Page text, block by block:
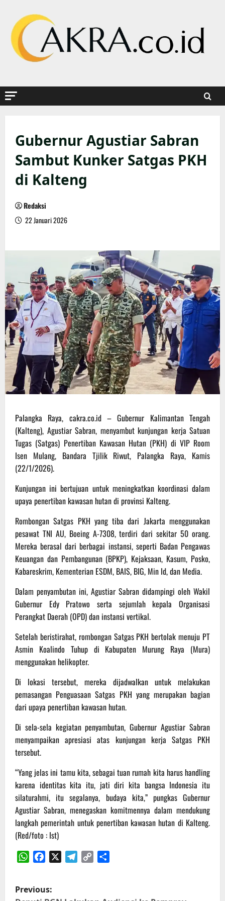
content
Gubernur Agustiar Sabran
Sambut Kunker Satgas PKH
di Kalteng
Redaksi
22 Januari 2026
Palangka Raya, cakra.co.id – Gubernur Kalimantan Tengah
(Kalteng), Agustiar Sabran, menyambut kunjungan kerja Satuan
Tugas (Satgas) Penertiban Kawasan Hutan (PKH) di VIP Room
Isen Mulang, Bandara Tjilik Riwut, Palangka Raya, Kamis
(22/1/2026).
Kunjungan ini bertujuan untuk meningkatkan koordinasi dalam
upaya penertiban kawasan hutan di provinsi Kalteng.
Rombongan Satgas PKH yang tiba dari Jakarta menggunakan
pesawat TNI AU, Boeing A-7308, terdiri dari sekitar 50 orang.
Mereka berasal dari berbagai instansi, seperti Badan Pengawas
Keuangan dan Pembangunan (BPKP), Kejaksaan, Kasum, Posko,
Kabareskrim, Kementerian ESDM, BAIS, BIG, Min Id, dan Media.
Dalam penyambutan ini, Agustiar Sabran didampingi oleh Wakil
Gubernur Edy Pratowo serta sejumlah kepala Organisasi
Perangkat Daerah (OPD) dan instansi vertikal.
Setelah beristirahat, rombongan Satgas PKH bertolak menuju PT
Asmin Koalindo Tuhup di Kabupaten Murung Raya (Mura)
menggunakan helikopter.
Di lokasi tersebut, mereka dijadwalkan untuk melakukan
pemasangan Penguasaan Satgas PKH yang merupakan bagian
dari upaya penertiban kawasan hutan.
Di sela-sela kegiatan penyambutan, Gubernur Agustiar Sabran
menyampaikan apresiasi atas kunjungan kerja Satgas PKH
tersebut.
“Yang jelas ini tamu kita, sebagai tuan rumah kita harus handling
karena identitas kita itu, jati diri kita bangsa Indonesia itu
silaturahmi, itu segalanya, budaya kita,” pungkas Gubernur
Agustiar Sabran, menegaskan komitmennya dalam mendukung
langkah pemerintah untuk penertiban kawasan hutan di Kalteng.
(Red/foto : Ist)
P
Previous: